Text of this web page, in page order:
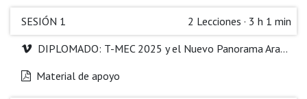
SESIÓN 1 2 Lecciones · 3 h 1 min
DIPLOMADO: T-MEC 2025 y el Nuevo Panorama Arancelario
Material de apoyo